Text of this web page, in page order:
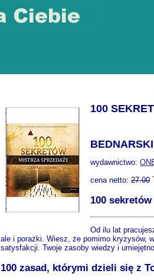
100
wydawnictwo:
cena netto: 27.00
100
Od ilu lat
ale i porażki. Wiesz, że pomimo kryzysów,
satysfakcji. Twoje zasoby wiedzy i
100 zasad, którymi dzieli się z